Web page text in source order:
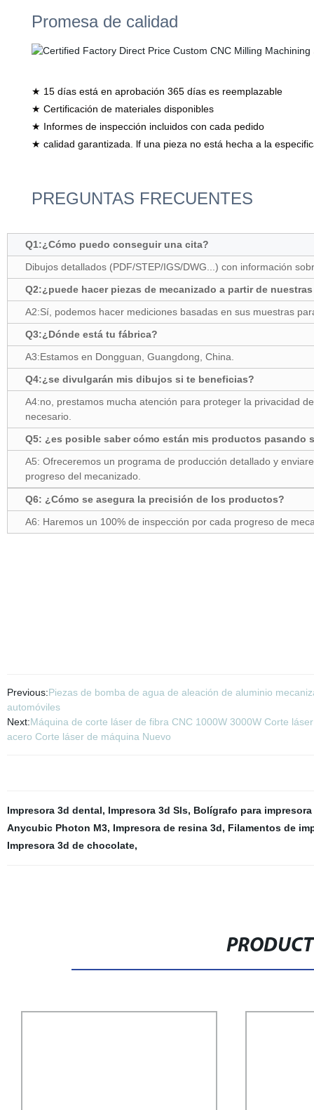
Promesa de calidad
★ 15 días está en aprobación 365 días es reemplazable
★ Certificación de materiales disponibles
★ Informes de inspección incluidos con cada pedido
★ calidad garantizada. lf una pieza no está hecha a la
PREGUNTAS FRECUENTES
Q1:¿Cómo puedo conseguir una cita?
Dibujos detallados (PDF/STEP/IGS/DWG...) con información
Q2:¿puede hacer piezas de mecanizado a partir de
A2:Sí, podemos hacer mediciones basadas en sus muestras
Q3:¿Dónde está tu fábrica?
A3:Estamos en Dongguan, Guangdong, China.
Q4:¿se divulgarán mis dibujos si te beneficias?
A4:no, prestamos mucha atención para proteger la privacidad
necesario.
Q5: ¿es posible saber cómo están mis productos pasando
A5: Ofreceremos un programa de producción detallado y
progreso del mecanizado.
Q6: ¿Cómo se asegura la precisión de los productos?
A6: Haremos un 100% de inspección por cada progreso de
Previous:Piezas de bomba de agua de aleación de aluminio
automóviles
Next:Máquina de corte láser de fibra CNC 1000W 3000W Corte
acero Corte láser de máquina Nuevo
Impresora 3d dental, Impresora 3d Sls, Bolígrafo para impresora
Anycubic Photon M3, Impresora de resina 3d, Filamentos de
Impresora 3d de chocolate,